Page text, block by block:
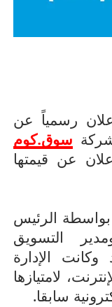
تم الإعلان رسمياً عن
سوق.كوم
عن قيمتها
تم افتتاحها في نهاية عام 2005 بواسطة الرئيس
التسويق
الإدارة
لامتيازها
سابقا.